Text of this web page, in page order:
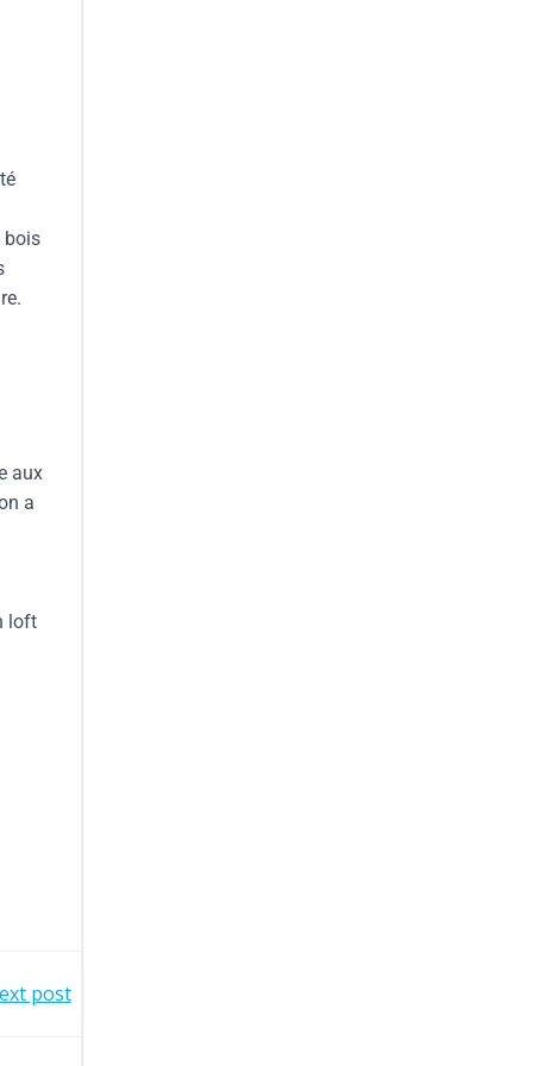
bois
aux
a
loft
post